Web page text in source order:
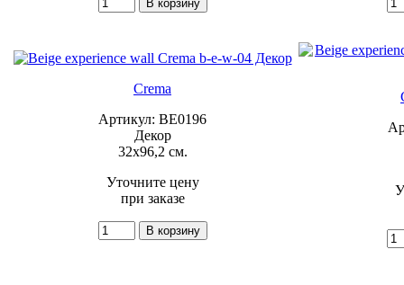
Crema
Артикул: BE0196
Декор
32x96,2 см.
Уточните цену
при заказе